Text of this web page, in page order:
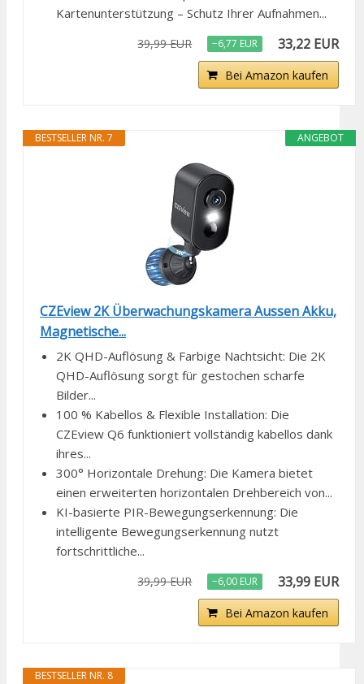
Kartenunterstützung – Schutz Ihrer Aufnahmen...
39,99 EUR −6,77 EUR 33,22 EUR
Bei Amazon kaufen
ANGEBOT
BESTSELLER NR. 7
CZEview 2K Überwachungskamera Aussen Akku,
Magnetische...
2K QHD-Auflösung & Farbige Nachtsicht: Die 2K
QHD-Auflösung sorgt für gestochen scharfe
Bilder...
100 % Kabellos & Flexible Installation: Die
CZEview Q6 funktioniert vollständig kabellos dank
ihres...
300° Horizontale Drehung: Die Kamera bietet
einen erweiterten horizontalen Drehbereich von...
KI-basierte PIR-Bewegungserkennung: Die
intelligente Bewegungserkennung nutzt
fortschrittliche...
39,99 EUR −6,00 EUR 33,99 EUR
Bei Amazon kaufen
BESTSELLER NR. 8